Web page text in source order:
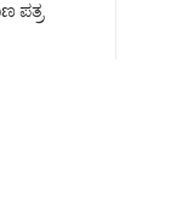
ಪತ್ರ